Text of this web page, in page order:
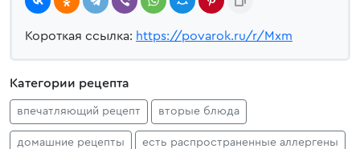
Короткая ссылка: https://povarok.ru/r/Mxm
Категории рецепта
впечатляющий рецепт вторые блюда
домашние рецепты есть распространенные аллергены